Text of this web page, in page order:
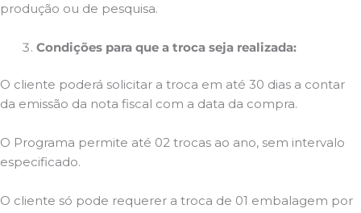
produção ou de pesquisa.
Condições para que a troca seja realizada:
O cliente poderá solicitar a troca em até 30 dias a contar
da emissão da nota fiscal com a data da compra.
O Programa permite até 02 trocas ao ano, sem intervalo
especificado.
O cliente só pode requerer a troca de 01 embalagem por